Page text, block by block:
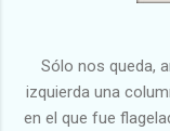
Sólo nos queda,
izquierda una
en el que fue